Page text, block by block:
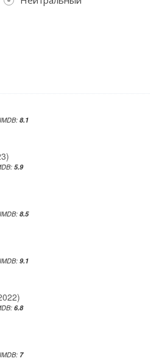
IMDB: 8.1
5.9
IMDB: 8.5
IMDB: 9.1
6.8
IMDB: 7